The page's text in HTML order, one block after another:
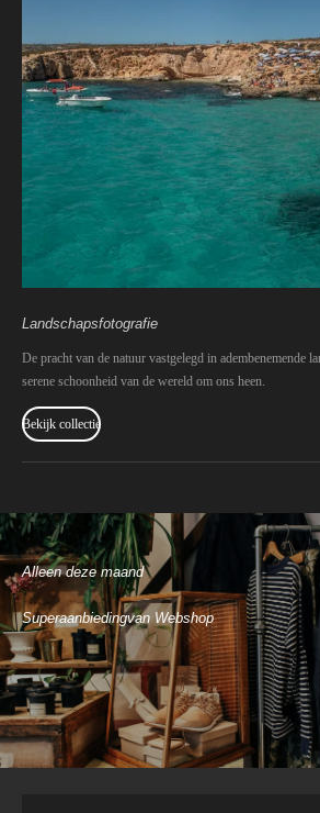
Landschapsfotografie
De pracht van de natuur vastgelegd in adembenemende
serene schoonheid van de wereld om ons heen.
Bekijk collectie
Alleen deze maand
Superaanbiedingvan Webshop